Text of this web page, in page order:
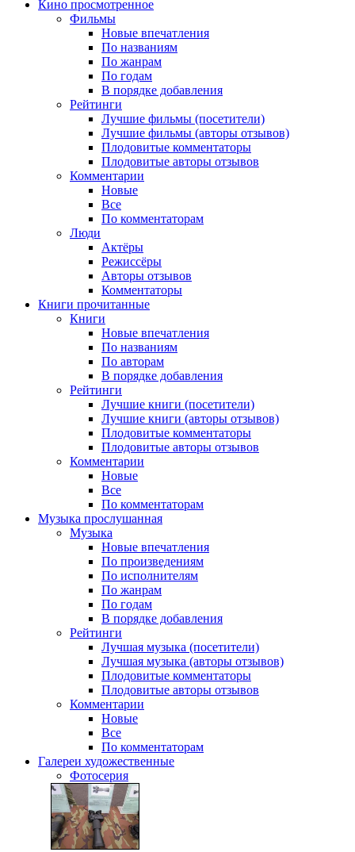
Кино просмотренное
Фильмы
Новые впечатления
По названиям
По жанрам
По годам
В порядке добавления
Рейтинги
Лучшие фильмы (посетители)
Лучшие фильмы (авторы отзывов)
Плодовитые комментаторы
Плодовитые авторы отзывов
Комментарии
Новые
Все
По комментаторам
Люди
Актёры
Режиссёры
Авторы отзывов
Комментаторы
Книги прочитанные
Книги
Новые впечатления
По названиям
По авторам
В порядке добавления
Рейтинги
Лучшие книги (посетители)
Лучшие книги (авторы отзывов)
Плодовитые комментаторы
Плодовитые авторы отзывов
Комментарии
Новые
Все
По комментаторам
Музыка прослушанная
Музыка
Новые впечатления
По произведениям
По исполнителям
По жанрам
По годам
В порядке добавления
Рейтинги
Лучшая музыка (посетители)
Лучшая музыка (авторы отзывов)
Плодовитые комментаторы
Плодовитые авторы отзывов
Комментарии
Новые
Все
По комментаторам
Галереи художественные
Фотосерия